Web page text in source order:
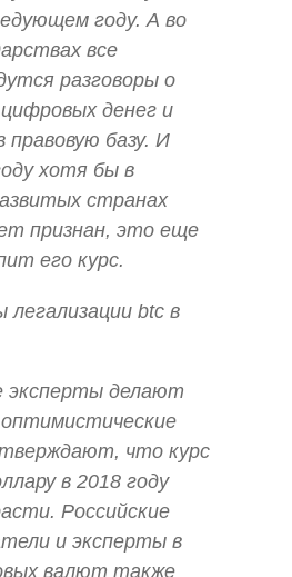
году. А во
все
разговоры о
денег и
правовую базу. И
хотя бы в
странах
признан, это еще
его курс.
легализации btc в
эксперты делают
что курс
в 2018 году
Российские
и эксперты в
валют также